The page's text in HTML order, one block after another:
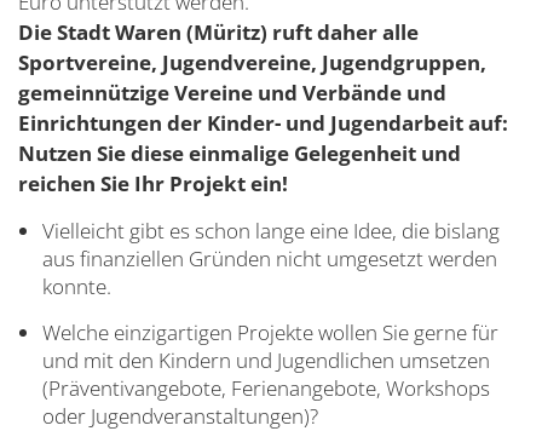
Die Stadt Waren (Müritz) ruft daher alle
Sportvereine, Jugendvereine, Jugendgruppen,
gemeinnützige Vereine und Verbände und
Einrichtungen der Kinder- und Jugendarbeit auf:
Nutzen Sie diese einmalige Gelegenheit und
reichen Sie Ihr Projekt ein!
Vielleicht gibt es schon lange eine Idee, die bislang
aus finanziellen Gründen nicht umgesetzt werden
konnte.
Welche einzigartigen Projekte wollen Sie gerne für
und mit den Kindern und Jugendlichen umsetzen
(Präventivangebote, Ferienangebote, Workshops
oder Jugendveranstaltungen)?